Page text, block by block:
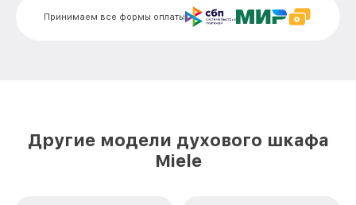
Принимаем все формы оплаты
Другие модели духового шкафа
Miele